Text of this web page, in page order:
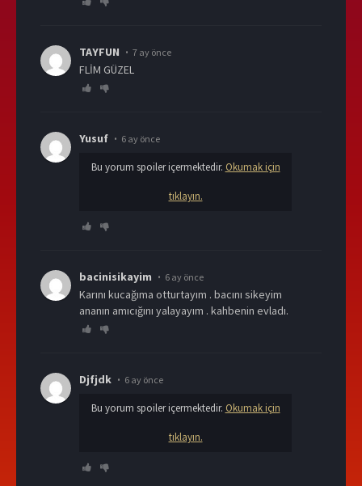
TAYFUN 7 ay önce
FLİM GÜZEL
Yusuf 6 ay önce
Bu yorum spoiler içermektedir. Okumak için
tıklayın.
bacinisikayim 6 ay önce
karını kucağıma otturtayım . bacını sikeyim
ananın amıcığını yalayayım . kahbenin evladı.
Djfjdk 6 ay önce
Bu yorum spoiler içermektedir. Okumak için
tıklayın.